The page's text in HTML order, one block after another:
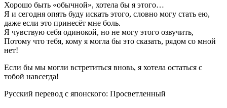
Хорошо быть «обычной», хотела бы я этого…
Я и сегодня опять буду искать этого, словно могу стать ею,
даже если это принесёт мне боль.
Я чувствую себя одинокой, но не могу этого озвучить,
Потому что тебя, кому я могла бы это сказать, рядом со мной
нет!
Если бы мы могли встретиться вновь, я хотела остаться с
тобой навсегда!
Русский перевод с японского: Просветленный